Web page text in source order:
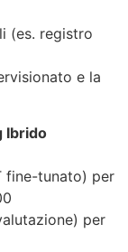
(es. registro
e la
Ibrido
fine-tunato) per
per